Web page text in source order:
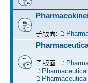
子版面:
子版面: